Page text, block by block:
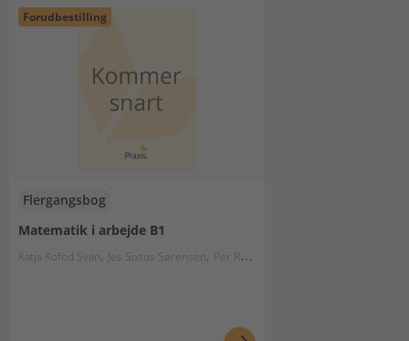
Flergangsbog
Matematik i arbejde B1
Katja Kofod Svan Jes Sixtus Sørensen Per Rosenqvist
Forudbestilling